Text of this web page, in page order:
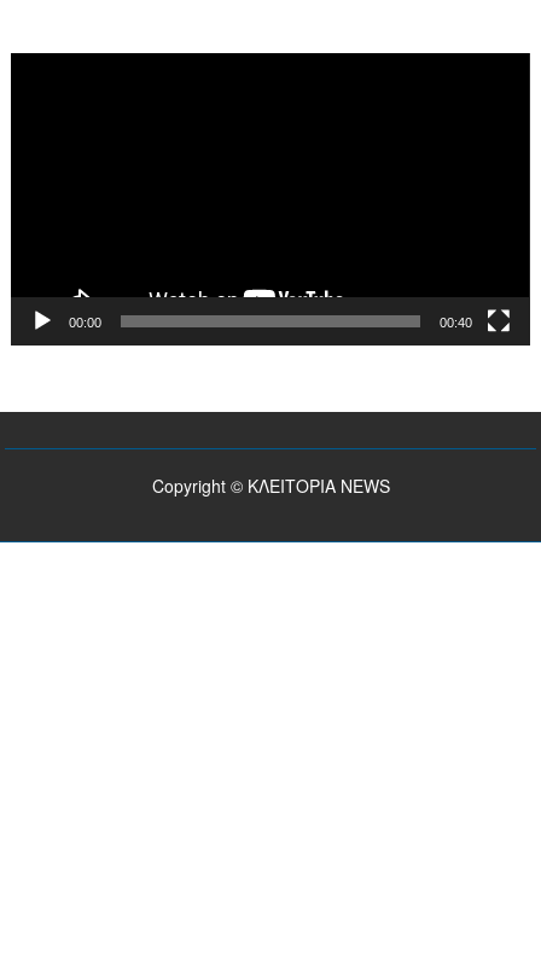
00:00 00:40
Copyright © ΚΛΕΙΤΟΡΙΑ NEWS